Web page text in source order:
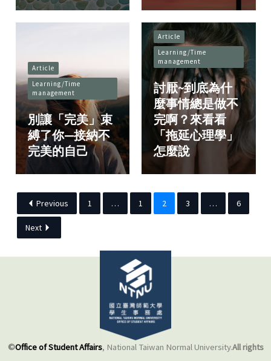
Article
Learning/Time
management
別讓「完美」束
縛了你—接納不
完美的自己
Article
Learning/Time
management
討厭~到底為什
麼事情總是做不
完啊？來看看
「拖延心理學」
怎麼說
Previous 1 … 1 2 3 … 6
Next
©Office of Student Affairs, National Taiwan Normal University.All rights